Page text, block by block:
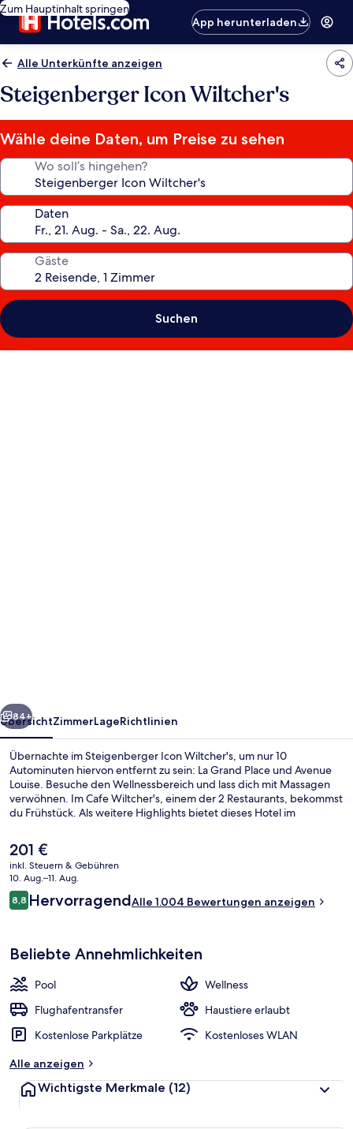
Zum Hauptinhalt springen
App herunterladen
Alle Unterkünfte anzeigen
Steigenberger Icon Wiltcher's
Wähle deine Daten, um Preise zu sehen
Wo soll’s hingehen?
Daten
Gäste
Suchen
Weiter
84+
ÜbersichtZimmerLageRichtlinien
Übernachte im Steigenberger Icon Wiltcher's, um nur 10
Autominuten hiervon entfernt zu sein: La Grand Place und Avenue
Louise. Besuche den Wellnessbereich und lass dich mit Massagen
verwöhnen. Im Cafe Wiltcher's, einem der 2 Restaurants, bekommst
du Frühstück. Als weitere Highlights bietet dieses Hotel im
Fitnessbereich. Andere Reisende haben viel Gutes über das
hilfsbereite Personal zu berichten. Die Unterkunft ist nur einen
kurzen Fußmarsch von den öffentlichen Verkehrsmitteln entfernt:
Bis zur U-Bahn sind es wenige Schritte (Straßenbahnhaltestelle
Stéphanie) bzw. 5 Minuten (Straßenbahnhaltestelle Faider).
Der
aktuelle
Preis
beträgt
201 €.
201 €
inkl. Steuern & Gebühren
10. Aug.–11. Aug.
Bewertungen
8,88,8 von 10.
HervorragendAlle 1.004 Bewertungen anzeigen
Beliebte Annehmlichkeiten
Pool
Wellness
Flughafentransfer
Haustiere erlaubt
Kostenlose Parkplätze
Kostenloses WLAN
Alle anzeigen
Wichtigste Merkmale (12)